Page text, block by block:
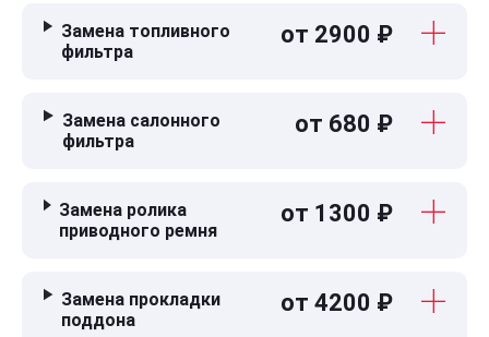
Замена топливного
фильтра
от 2900 ₽
Замена салонного
фильтра
от 680 ₽
Замена ролика
приводного ремня
от 1300 ₽
Замена прокладки
поддона
от 4200 ₽